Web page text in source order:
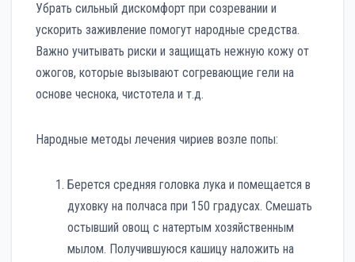
Убрать сильный дискомфорт при созревании и
ускорить заживление помогут народные средства.
Важно учитывать риски и защищать нежную кожу от
ожогов, которые вызывают согревающие гели на
основе чеснока, чистотела и т.д.
Народные методы лечения чириев возле попы:
Берется средняя головка лука и помещается в
духовку на полчаса при 150 градусах. Смешать
остывший овощ с натертым хозяйственным
мылом. Получившуюся кашицу наложить на